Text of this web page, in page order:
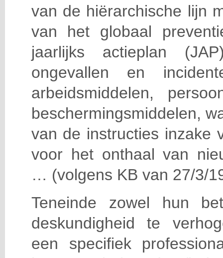
van de hiërarchische lijn
van het globaal
jaarlijks actieplan
ongevallen en
arbeidsmiddelen,
beschermingsmiddelen,
van de instructies inzake
voor het onthaal van
… (volgens KB van 27/3/
Teneinde zowel hun
deskundigheid te
een specifiek